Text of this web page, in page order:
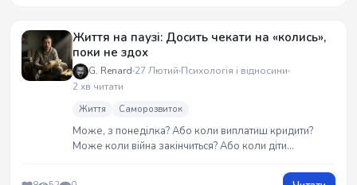
Життя на паузі: Досить чекати на «колись»,
поки не здох
G. Renard 27 Лютий Психологія і відносини
2 хв читати
Життя Саморозвиток
Може, з понеділка? Або коли виплатиш кридити?
Може коли війна закінчиться? Або коли діти